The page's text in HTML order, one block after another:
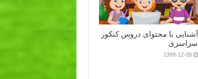
آشنایی با محتوای دروس کنکور
سراسری
1399-12-05